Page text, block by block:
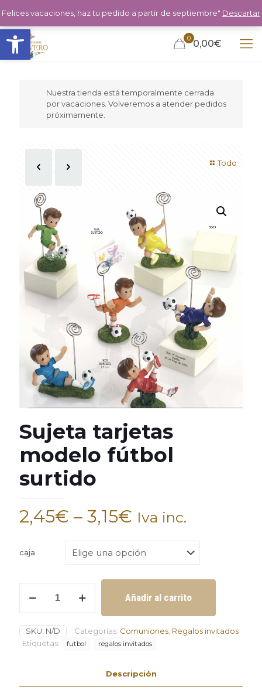
Abrir barra de herramientas 0 0,00€
Nuestra tienda está temporalmente cerrada
por vacaciones. Volveremos a atender pedidos
próximamente.
Todo
Sujeta tarjetas
modelo fútbol
surtido
2,45€ – 3,15€ Iva inc.
caja
tarjetas
surtido
cantidad
Añadir al carrito
SKU: N/D Categorías: Comuniones, Regalos invitados
Etiquetas:
futbol regalos invitados
Descripción
Felices vacaciones, haz tu pedido a partir de septiembre" Descartar